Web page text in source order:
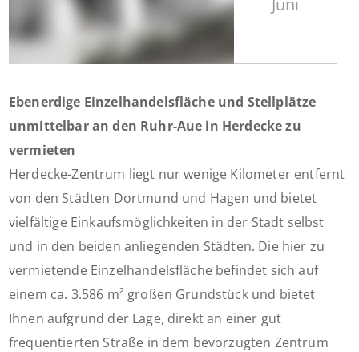
Juni
Ebenerdige Einzelhandelsfläche und Stellplätze
unmittelbar an den Ruhr-Aue in Herdecke zu
vermieten
Herdecke-Zentrum liegt nur wenige Kilometer entfernt
von den Städten Dortmund und Hagen und bietet
vielfältige Einkaufsmöglichkeiten in der Stadt selbst
und in den beiden anliegenden Städten. Die hier zu
vermietende Einzelhandelsfläche befindet sich auf
einem ca. 3.586 m² großen Grundstück und bietet
Ihnen aufgrund der Lage, direkt an einer gut
frequentierten Straße in dem bevorzugten Zentrum